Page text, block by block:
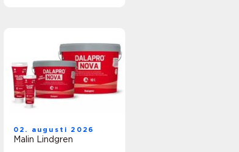
02. augusti 2026
Malin Lindgren